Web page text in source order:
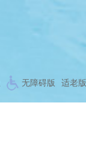
无障碍版 适老版